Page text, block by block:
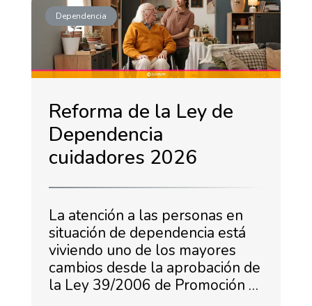
Dependencia
Reforma de la Ley de
Dependencia
cuidadores 2026
La atención a las personas en
situación de dependencia está
viviendo uno de los mayores
cambios desde la aprobación de
la Ley 39/2006 de Promoción …